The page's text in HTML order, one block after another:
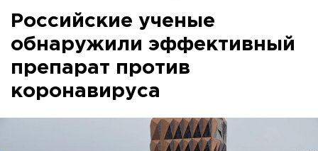
Российские ученые
обнаружили эффективный
препарат против
коронавируса